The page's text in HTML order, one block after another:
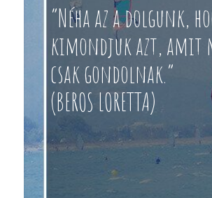
“Néha az a dolgunk,
kimondjuk azt, amit
csak gondolnak.”
(BEROS LORETTA)